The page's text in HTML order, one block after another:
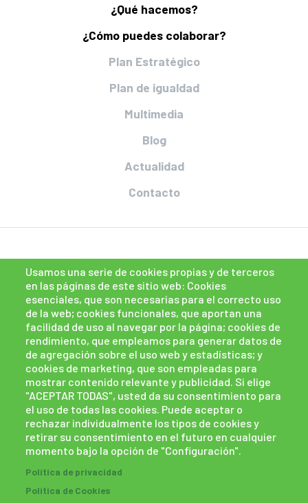
Usamos una serie de cookies propias y de terceros
en las páginas de este sitio web: Cookies
esenciales, que son necesarias para el correcto uso
de la web; cookies funcionales, que aportan una
facilidad de uso al navegar por la página; cookies de
rendimiento, que empleamos para generar datos de
de agregación sobre el uso web y estadísticas; y
cookies de marketing, que son empleadas para
mostrar contenido relevante y publicidad. Si elige
"ACEPTAR TODAS", usted da su consentimiento para
el uso de todas las cookies. Puede aceptar o
rechazar individualmente los tipos de cookies y
retirar su consentimiento en el futuro en cualquier
momento bajo la opción de "Configuración".
Política de privacidad
Política de Cookies
¿Qué hacemos?
¿Cómo puedes colaborar?
Plan Estratégico
Plan de igualdad
Multimedia
Blog
Actualidad
Contacto
Política de cookies
Políticas de privacidad
Canal de denuncias